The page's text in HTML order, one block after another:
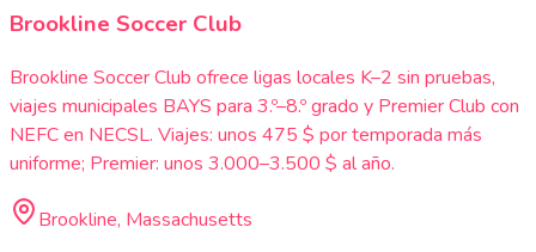
Brookline Soccer Club
Brookline Soccer Club ofrece ligas locales K–2 sin pruebas,
viajes municipales BAYS para 3.º–8.º grado y Premier Club con
NEFC en NECSL. Viajes: unos 475 $ por temporada más
uniforme; Premier: unos 3.000–3.500 $ al año.
Brookline, Massachusetts